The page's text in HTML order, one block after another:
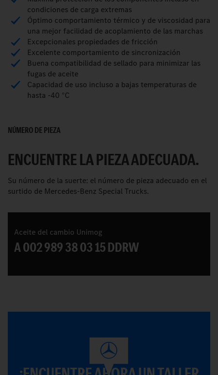
condiciones de carga extremas
Óptimo comportamiento térmico y de viscosidad para
una mejor facilidad de acoplamiento de las marchas
Excepcionales propiedades de fricción
Excelente comportamiento de sincronización
Buena compatibilidad de sellado para minimizar las
fugas de aceite
Capacidad de uso incluso a bajas temperaturas de
hasta -40 °C
NÚMERO DE PIEZA
ENCUENTRE LA PIEZA ADECUADA.
Su número de la suerte: el número de pieza adecuado en el
surtido de Mercedes-Benz Special Trucks.
Aceite del cambio Unimog
A 002 989 38 03 15 DDRW